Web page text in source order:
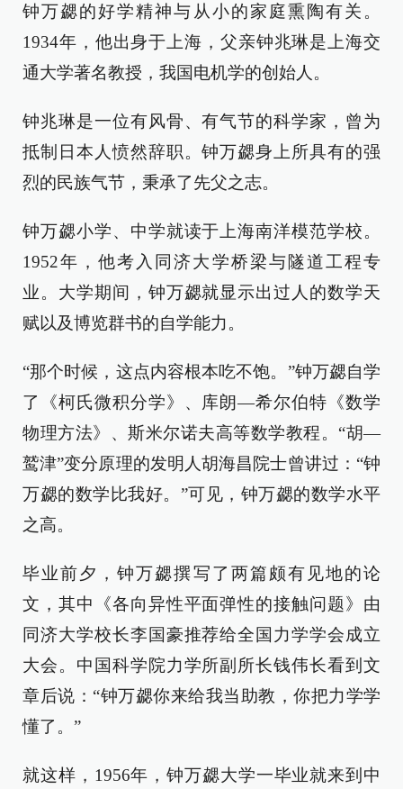
钟万勰的好学精神与从小的家庭熏陶有关。
1934年，他出身于上海，父亲钟兆琳是上海交
通大学著名教授，我国电机学的创始人。
钟兆琳是一位有风骨、有气节的科学家，曾为
抵制日本人愤然辞职。钟万勰身上所具有的强
烈的民族气节，秉承了先父之志。
钟万勰小学、中学就读于上海南洋模范学校。
1952年，他考入同济大学桥梁与隧道工程专
业。大学期间，钟万勰就显示出过人的数学天
赋以及博览群书的自学能力。
“那个时候，这点内容根本吃不饱。”钟万勰自学
了《柯氏微积分学》、库朗—希尔伯特《数学
物理方法》、斯米尔诺夫高等数学教程。“胡—
鹫津”变分原理的发明人胡海昌院士曾讲过：“钟
万勰的数学比我好。”可见，钟万勰的数学水平
之高。
毕业前夕，钟万勰撰写了两篇颇有见地的论
文，其中《各向异性平面弹性的接触问题》由
同济大学校长李国豪推荐给全国力学学会成立
大会。中国科学院力学所副所长钱伟长看到文
章后说：“钟万勰你来给我当助教，你把力学学
懂了。”
就这样，1956年，钟万勰大学一毕业就来到中